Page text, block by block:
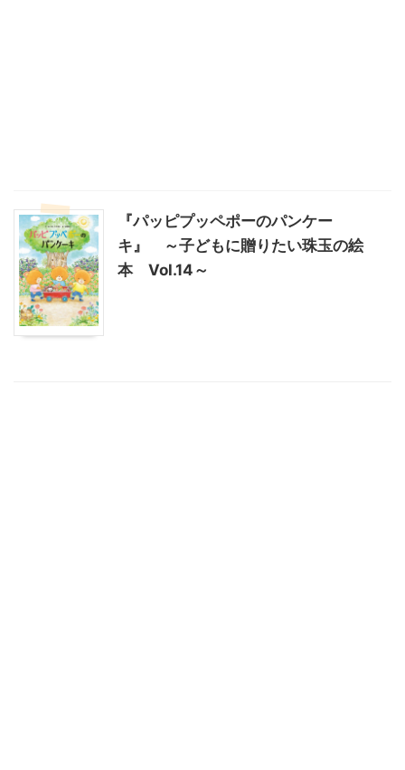
『パッピプッペポーのパンケー
キ』 ～子どもに贈りたい珠玉の絵
本 Vol.14～